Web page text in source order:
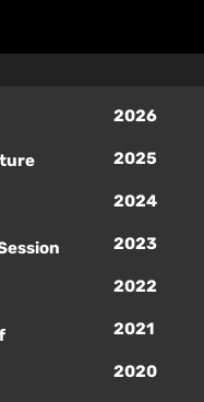
2026
2025
2024
2023
2022
2021
2020